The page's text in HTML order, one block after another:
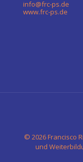
info@frc-ps.de
www.frc-ps.de
© 2026 Francisco
und